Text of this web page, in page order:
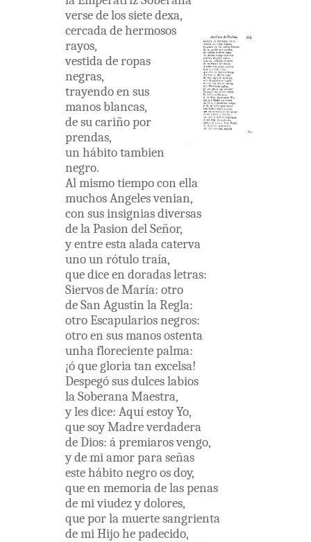
versedelossietedexa,
cercadadehermosos
rayos,
vestidaderopas
negras,
trayendoen sus
manosblancas,
desucariñopor
prendas,
un hábitotambien
negro.
Almismotiempocon ella
muchosAngelesvenian,
con susinsigniasdiversas
delaPasion delSeñor,
yentreestaaladacaterva
unoun rótulotraía,
quediceen doradasletras:
SiervosdeMaría: otro
deSan Agustin laRegla:
otroEscapulariosnegros:
otroen susmanosostenta
unhaflorecientepalma:
¡óquegloriatan excelsa!
Despegósusdulceslabios
laSoberanaMaestra,
ylesdice: AquíestoyYo,
quesoyMadreverdadera
deDios: ápremiarosvengo,
ydemiamorparaseñas
estehábitonegroosdoy,
queen memoriadelaspenas
demiviudezydolores,
queporlamuertesangrienta
demiHijohepadecido,